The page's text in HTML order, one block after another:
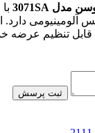
مدل 3071SA
آلومینیومی دارد.
تنظیم عرضه
ثبت پرسش